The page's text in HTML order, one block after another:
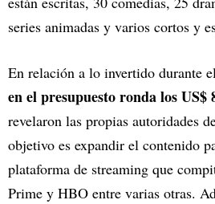
series animadas y varios cortos y
En relación a lo invertido durante
en el presupuesto ronda los
revelaron las propias autoridades
objetivo es expandir el contenido
plataforma de streaming que
Prime y HBO entre varias otras.